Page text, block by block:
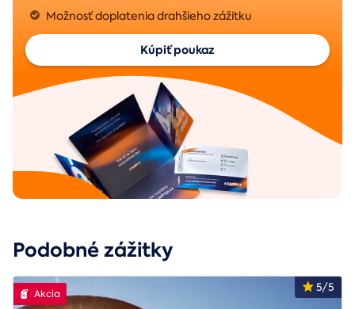
Možnosť doplatenia drahšieho zážitku
Kúpiť poukaz
Podobné zážitky
5/5
Akcia